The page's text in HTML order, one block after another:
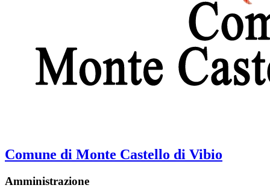
Comune di Monte Castello di Vibio
Amministrazione